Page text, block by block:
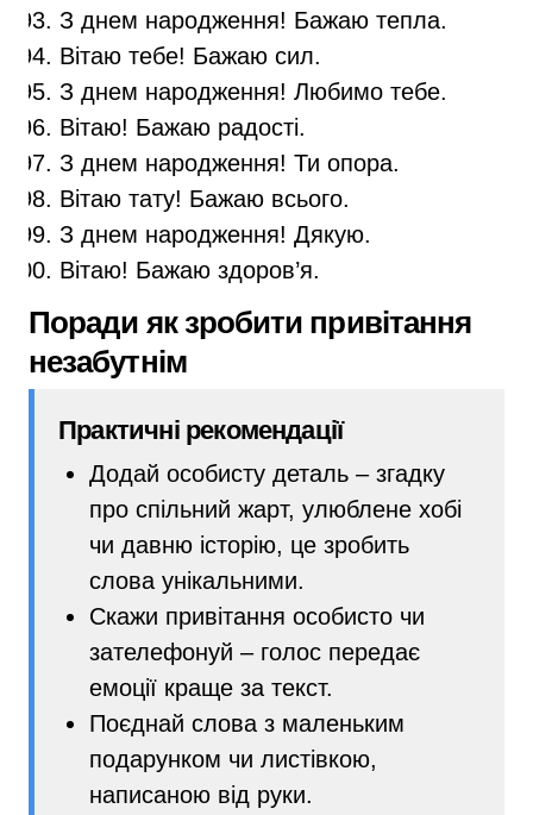
З днем народження! Бажаю тепла.
Вітаю тебе! Бажаю сил.
З днем народження! Любимо тебе.
Вітаю! Бажаю радості.
З днем народження! Ти опора.
Вітаю тату! Бажаю всього.
З днем народження! Дякую.
Вітаю! Бажаю здоров’я.
Поради як зробити привітання
незабутнім
Практичні рекомендації
Додай особисту деталь – згадку
про спільний жарт, улюблене хобі
чи давню історію, це зробить
слова унікальними.
Скажи привітання особисто чи
зателефонуй – голос передає
емоції краще за текст.
Поєднай слова з маленьким
подарунком чи листівкою,
написаною від руки.